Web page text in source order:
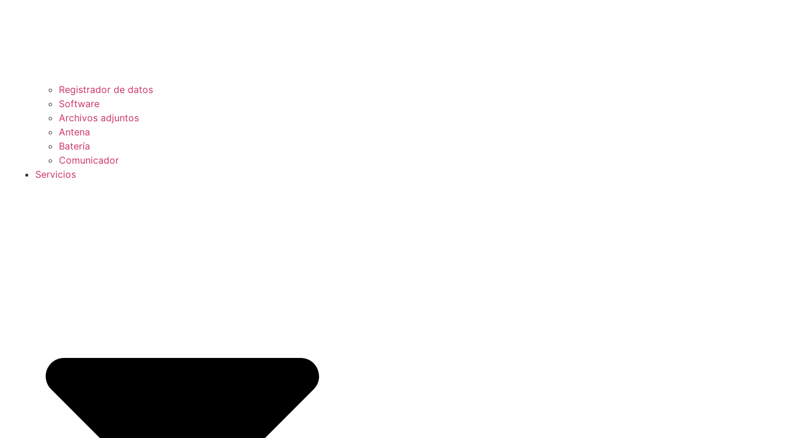
Registrador de datos
Software
Archivos adjuntos
Antena
Batería
Comunicador
Servicios